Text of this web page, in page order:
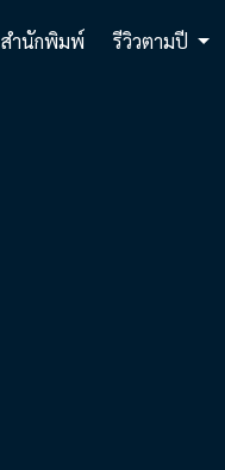
สำนักพิมพ์ รีวิวตามปี